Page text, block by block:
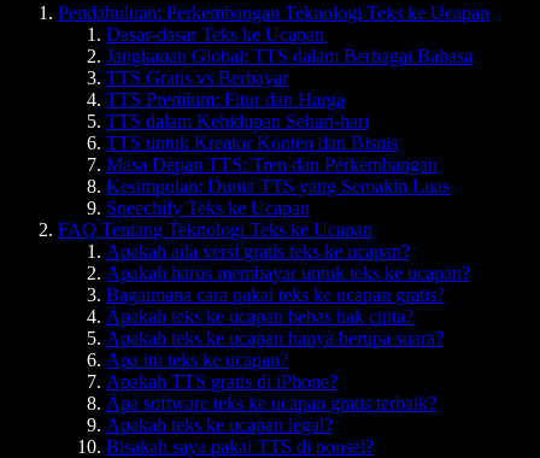
Pendahuluan: Perkembangan Teknologi Teks ke Ucapan
Dasar-dasar Teks ke Ucapan
Jangkauan Global: TTS dalam Berbagai Bahasa
TTS Gratis vs Berbayar
TTS Premium: Fitur dan Harga
TTS dalam Kehidupan Sehari-hari
TTS untuk Kreator Konten dan Bisnis
Masa Depan TTS: Tren dan Perkembangan
Kesimpulan: Dunia TTS yang Semakin Luas
Speechify Teks ke Ucapan
FAQ Tentang Teknologi Teks ke Ucapan
Apakah ada versi gratis teks ke ucapan?
Apakah harus membayar untuk teks ke ucapan?
Bagaimana cara pakai teks ke ucapan gratis?
Apakah teks ke ucapan bebas hak cipta?
Apakah teks ke ucapan hanya berupa suara?
Apa itu teks ke ucapan?
Apakah TTS gratis di iPhone?
Apa software teks ke ucapan gratis terbaik?
Apakah teks ke ucapan legal?
Bisakah saya pakai TTS di ponsel?